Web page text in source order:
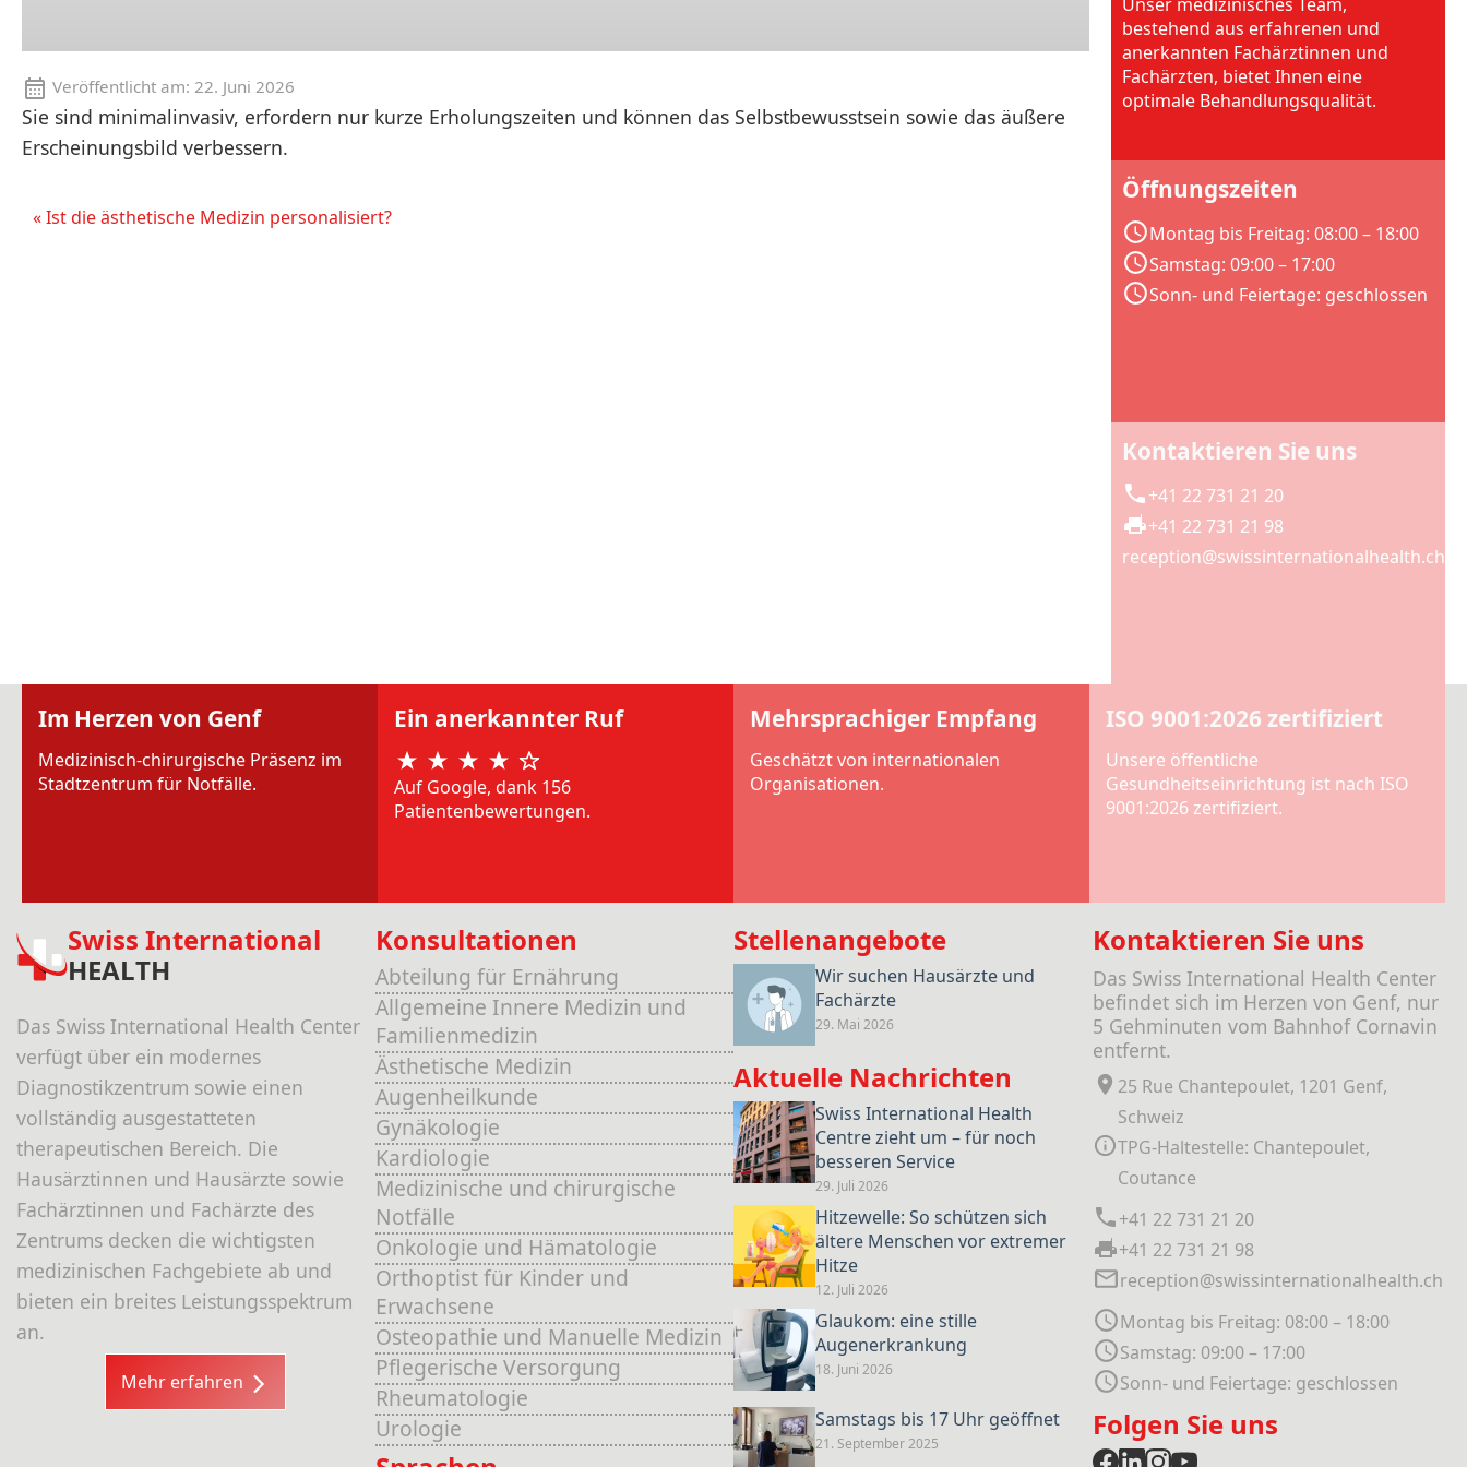
Veröffentlicht am: 22. Juni 2026
Sie sind minimalinvasiv, erfordern nur kurze Erholungszeiten und können das Selbstbewusstsein sowie das äußere
Erscheinungsbild verbessern.
« Ist die ästhetische Medizin personalisiert?
bestehend aus erfahrenen und
anerkannten Fachärztinnen und
Fachärzten, bietet Ihnen eine
optimale Behandlungsqualität.
Öffnungszeiten
Montag bis Freitag: 08:00 – 18:00
Samstag: 09:00 – 17:00
Sonn- und Feiertage: geschlossen
Kontaktieren Sie uns
+41 22 731 21 20
+41 22 731 21 98
reception@swissinternationalhealth.ch
Im Herzen von Genf
Medizinisch-chirurgische Präsenz im
Stadtzentrum für Notfälle.
Ein anerkannter Ruf
Auf Google, dank 156
Patientenbewertungen.
Mehrsprachiger Empfang
Geschätzt von internationalen
Organisationen.
ISO 9001:2026 zertifiziert
Unsere öffentliche
Gesundheitseinrichtung ist nach ISO
9001:2026 zertifiziert.
Swiss International
HEALTH
Das Swiss International Health Center
verfügt über ein modernes
Diagnostikzentrum sowie einen
vollständig ausgestatteten
therapeutischen Bereich. Die
Hausärztinnen und Hausärzte sowie
Fachärztinnen und Fachärzte des
Zentrums decken die wichtigsten
medizinischen Fachgebiete ab und
bieten ein breites Leistungsspektrum
an.
Mehr erfahren
Konsultationen
Abteilung für Ernährung
Allgemeine Innere Medizin und
Familienmedizin
Ästhetische Medizin
Augenheilkunde
Gynäkologie
Kardiologie
Medizinische und chirurgische
Notfälle
Onkologie und Hämatologie
Orthoptist für Kinder und
Erwachsene
Osteopathie und Manuelle Medizin
Pflegerische Versorgung
Rheumatologie
Urologie
Stellenangebote
Wir suchen Hausärzte und
Fachärzte
29. Mai 2026
Aktuelle Nachrichten
Swiss International Health
Centre zieht um – für noch
besseren Service
29. Juli 2026
Hitzewelle: So schützen sich
ältere Menschen vor extremer
Hitze
12. Juli 2026
Glaukom: eine stille
Augenerkrankung
18. Juni 2026
Samstags bis 17 Uhr geöffnet
21. September 2025
Kontaktieren Sie uns
Das Swiss International Health Center
befindet sich im Herzen von Genf, nur
5 Gehminuten vom Bahnhof Cornavin
entfernt.
25 Rue Chantepoulet, 1201 Genf,
Schweiz
TPG-Haltestelle: Chantepoulet,
Coutance
+41 22 731 21 20
+41 22 731 21 98
reception@swissinternationalhealth.ch
Montag bis Freitag: 08:00 – 18:00
Samstag: 09:00 – 17:00
Sonn- und Feiertage: geschlossen
Folgen Sie uns